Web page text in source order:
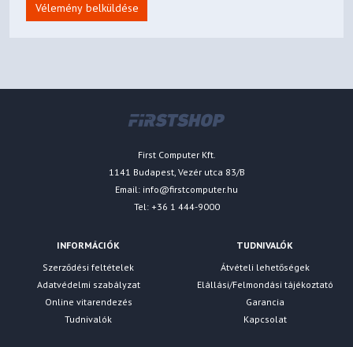
Vélemény belküldése
First Computer Kft.
1141 Budapest, Vezér utca 83/B
Email: info@firstcomputer.hu
Tel: +36 1 444-9000
INFORMÁCIÓK
Szerződési feltételek
Adatvédelmi szabályzat
Online vitarendezés
Tudnivalók
TUDNIVALÓK
Átvételi lehetőségek
Elállási/Felmondási tájékoztató
Garancia
Kapcsolat